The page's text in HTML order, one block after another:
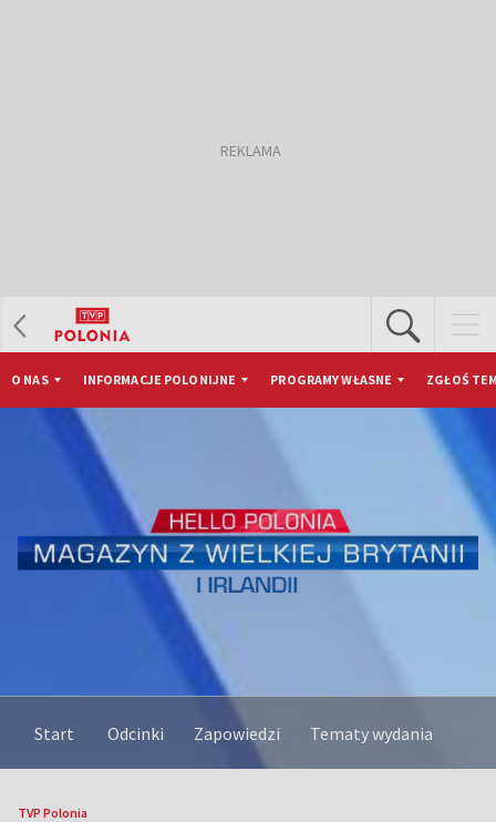
O NAS INFORMACJE POLONIJNE PROGRAMY WŁASNE ZGŁOŚ
Start Odcinki Zapowiedzi Tematy wydania
TVP Polonia